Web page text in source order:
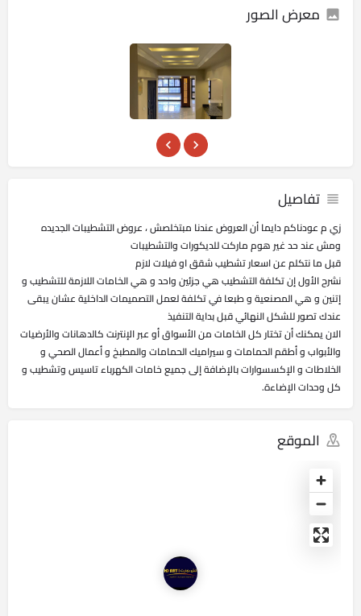
معرض الصور
تفاصيل
زي م عودناكم دايما أن العروض عندنا مبتخلصش ، عروض التشطيبات الجديده
ومش عند حد غير هوم ماركت للديكورات والتشطيبات ⁦ ⁩
قبل ما نتكلم عن اسعار تشطيب شقق او فيلات لازم
نشرح الأول إن تكلفة التشطيب هي جزئين واحد و هي الخامات اللازمة للتشطيب و
إتنين و هي المصنعية و طبعا في تكلفة لعمل التصميمات الداخلية عشان يبقى
عندك تصور للشكل النهائي قبل بداية التنفيذ
الان يمكنك أن تختار كل الخامات من الأسواق أو عبر الإنترنت كالدهانات والأرضيات
والأبواب و أطقم الحمامات و سيراميك الحمامات والمطبخ و أعمال الصحي و
الخلاطات و الإكسسوارات بالإضافة إلى جميع خامات الكهرباء تاسيس وتشطيب و
كل وحدات الإضاءة.
الموقع